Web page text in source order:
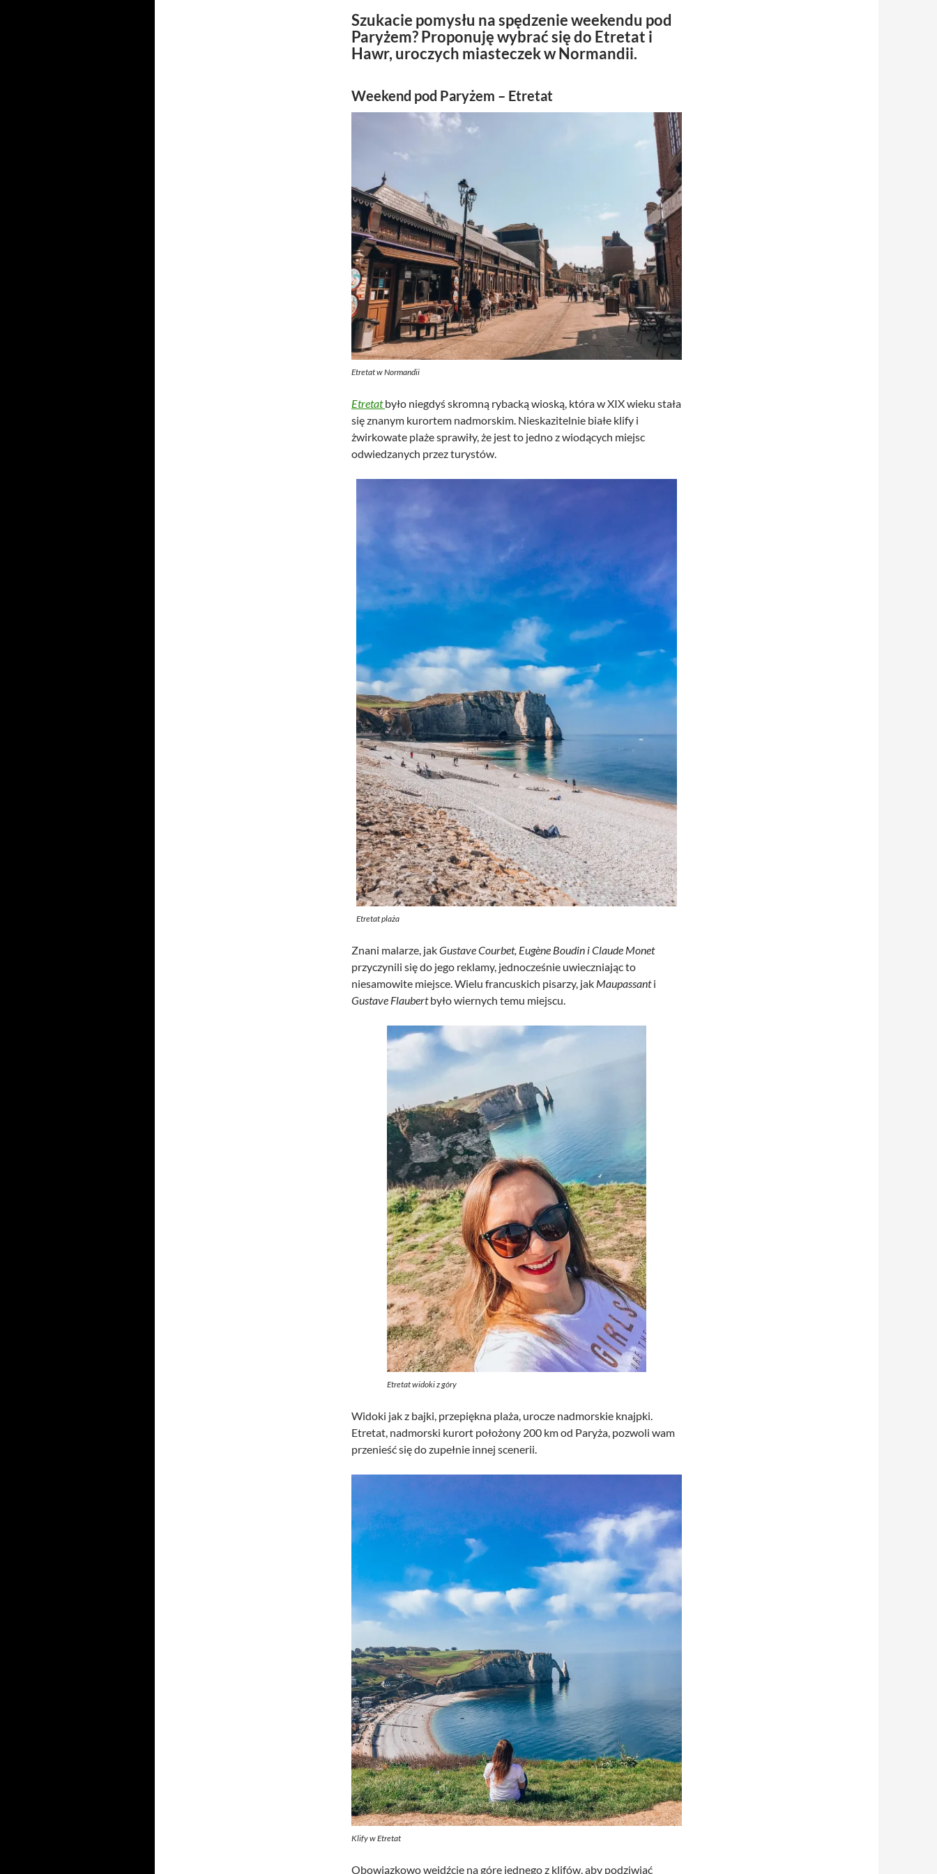
Szukacie pomysłu na spędzenie weekendu pod
Paryżem? Proponuję wybrać się do Etretat i
Hawr, uroczych miasteczek w Normandii.
Weekend pod Paryżem – Etretat
Etretat w Normandii
Etretatbyło niegdyś skromną rybacką wioską, która w XIX wieku stała
się znanym kurortem nadmorskim. Nieskazitelnie białe klify i
żwirkowate plaże sprawiły, że jest to jedno z wiodących miejsc
odwiedzanych przez turystów.
Etretat plaża
Znani malarze, jakGustave Courbet, Eugène Boudin i Claude Monet
przyczynili się do jego reklamy, jednocześnie uwieczniając to
niesamowite miejsce. Wielu francuskich pisarzy, jak Maupassanti
Gustave Flaubertbyło wiernych temu miejscu.
Etretat widoki z góry
Widoki jak z bajki, przepiękna plaża, urocze nadmorskie knajpki.
Etretat, nadmorski kurort położony 200 km od Paryża, pozwoli wam
przenieść się do zupełnie innej scenerii.
Klify w Etretat
Obowiązkowo wejdźcie na górę jednego z klifów, aby podziwiać